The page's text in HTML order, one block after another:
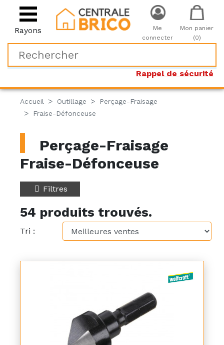
Rayons
Rappel de sécurité
Me
connecter
Mon panier
(0)
Accueil Outillage
Perçage-Fraisage
Fraise-Défonceuse
Perçage-Fraisage
Fraise-Défonceuse
Filtres
54 produits trouvés.
Tri :